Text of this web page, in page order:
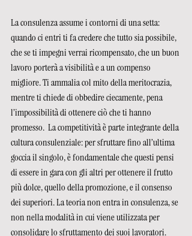
La consulenza assume i contorni di una setta:
quando ci entri ti fa credere che tutto sia possibile,
che se ti impegni verrai ricompensato, che un buon
lavoro porterà a visibilità e a un compenso
migliore. Ti ammalia col mito della meritocrazia,
mentre ti chiede di obbedire ciecamente, pena
l’impossibilità di ottenere ciò che ti hanno
promesso.  La competitività è parte integrante della
cultura consulenziale: per sfruttare fino all’ultima
goccia il singolo, è fondamentale che questi pensi
di essere in gara con gli altri per ottenere il frutto
più dolce, quello della promozione, e il consenso
dei superiori. La teoria non entra in consulenza, se
non nella modalità in cui viene utilizzata per
consolidare lo sfruttamento dei suoi lavoratori.